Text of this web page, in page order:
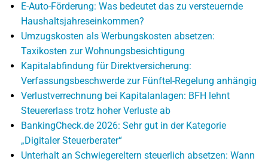
E-Auto-Förderung: Was bedeutet das zu versteuernde
Haushaltsjahreseinkommen?
Umzugskosten als Werbungskosten absetzen:
Taxikosten zur Wohnungsbesichtigung
Kapitalabfindung für Direktversicherung:
Verfassungsbeschwerde zur Fünftel-Regelung anhängig
Verlustverrechnung bei Kapitalanlagen: BFH lehnt
Steuererlass trotz hoher Verluste ab
BankingCheck.de 2026: Sehr gut in der Kategorie
„Digitaler Steuerberater“
Unterhalt an Schwiegereltern steuerlich absetzen: Wann